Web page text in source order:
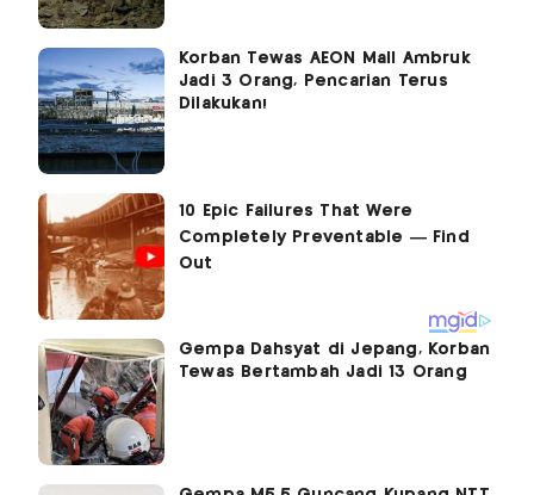
Korban Tewas AEON Mall Ambruk
Jadi 3 Orang, Pencarian Terus
Dilakukan!
Gempa Dahsyat di Jepang, Korban
Tewas Bertambah Jadi 13 Orang